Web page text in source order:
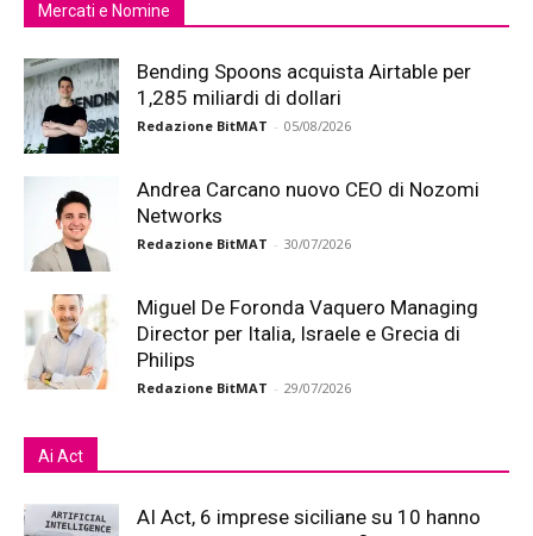
Mercati e Nomine
Bending Spoons acquista Airtable per
1,285 miliardi di dollari
Redazione BitMAT - 05/08/2026
Andrea Carcano nuovo CEO di Nozomi
Networks
Redazione BitMAT - 30/07/2026
Miguel De Foronda Vaquero Managing
Director per Italia, Israele e Grecia di
Philips
Redazione BitMAT - 29/07/2026
Ai Act
AI Act, 6 imprese siciliane su 10 hanno